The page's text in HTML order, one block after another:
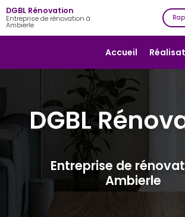
Aller
au
contenu
principal
Accueil
de
de
DGBL Rénovation
Entreprise de rénovation à
Ambierle
Entreprise de
Ambierle